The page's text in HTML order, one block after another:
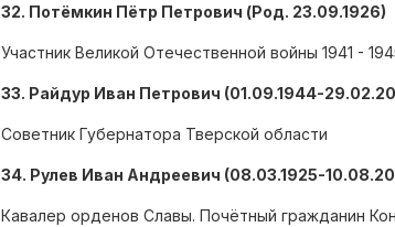
32. Потёмкин Пётр Петрович (Род. 23.09.1926)
Участник Великой Отечественной войны 1941 -
33. Райдур Иван Петрович (01.09.1944-
Советник Губернатора Тверской области
34. Рулев Иван Андреевич (08.03.1925-
Кавалер орденов Славы. Почётный гражданин